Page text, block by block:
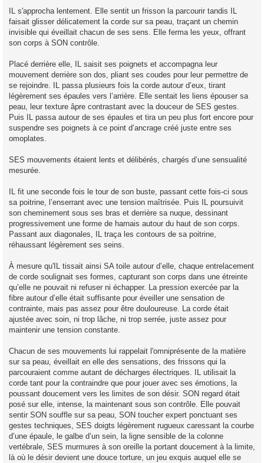
IL s'approcha lentement. Elle sentit un frisson la parcourir tandis IL
faisait glisser délicatement la corde sur sa peau, traçant un chemin
invisible qui éveillait chacun de ses sens. Elle ferma les yeux, offrant
son corps à SON contrôle.
Placé derrière elle, IL saisit ses poignets et accompagna leur
mouvement derrière son dos, pliant ses coudes pour leur permettre de
se rejoindre. IL passa plusieurs fois la corde autour d’eux, tirant
légèrement ses épaules vers l’arrière. Elle sentait les liens épouser sa
peau, leur texture âpre contrastant avec la douceur de SES gestes.
Puis IL passa autour de ses épaules et tira un peu plus fort encore pour
suspendre ses poignets à ce point d’ancrage créé juste entre ses
omoplates.
SES mouvements étaient lents et délibérés, chargés d’une sensualité
mesurée.
IL fit une seconde fois le tour de son buste, passant cette fois-ci sous
sa poitrine, l’enserrant avec une tension maîtrisée. Puis IL poursuivit
son cheminement sous ses bras et derrière sa nuque, dessinant
progressivement une forme de harnais autour du haut de son corps.
Passant aux diagonales, IL traça les contours de sa poitrine,
réhaussant légèrement ses seins.
À mesure qu'IL tissait ainsi SA toile autour d’elle, chaque entrelacement
de corde soulignait ses formes, capturant son corps dans une étreinte
qu’elle ne pouvait ni refuser ni échapper. La pression exercée par la
fibre autour d’elle était suffisante pour éveiller une sensation de
contrainte, mais pas assez pour être douloureuse. La corde était
ajustée avec soin, ni trop lâche, ni trop serrée, juste assez pour
maintenir une tension constante.
Chacun de ses mouvements lui rappelait l'omniprésente de la matière
sur sa peau, éveillait en elle des sensations, des frissons qui la
parcouraient comme autant de décharges électriques. IL utilisait la
corde tant pour la contraindre que pour jouer avec ses émotions, la
poussant doucement vers les limites de son désir. SON regard était
posé sur elle, intense, la maintenant sous son contrôle. Elle pouvait
sentir SON souffle sur sa peau, SON toucher expert ponctuant ses
gestes techniques, SES doigts légèrement rugueux caressant la courbe
d’une épaule, le galbe d’un sein, la ligne sensible de la colonne
vertébrale, SES murmures à son oreille la portant doucement à la limite,
là où le désir devient une douce torture, un jeu exquis auquel elle se